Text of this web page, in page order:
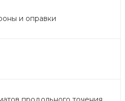
и оправки